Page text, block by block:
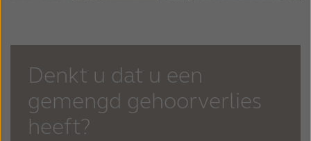
Denkt u dat u een
gemengd gehoorverlies
heeft?